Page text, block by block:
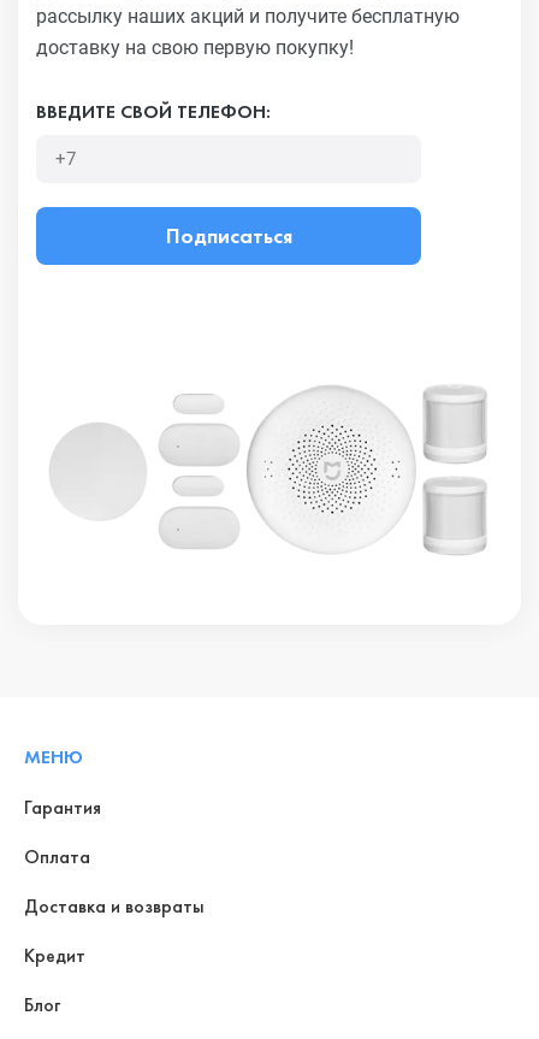
рассылку наших акций и получите бесплатную
доставку на свою первую покупку!
ВВЕДИТЕ СВОЙ ТЕЛЕФОН:
Подписаться
МЕНЮ
Гарантия
Оплата
Доставка и возвраты
Кредит
Блог